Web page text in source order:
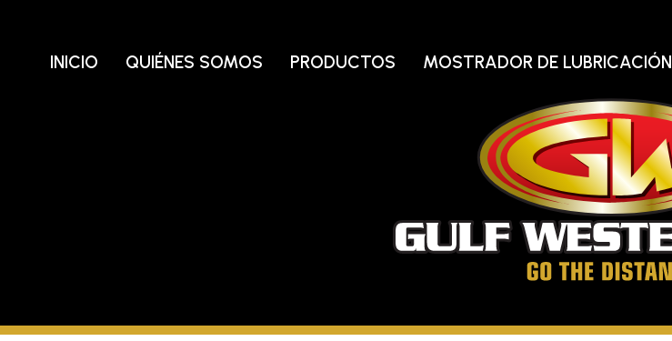
contenido
Llega
INICIO QUIÉNES SOMOS PRODUCTOS MOSTRADOR DE LUBRICACIÓN